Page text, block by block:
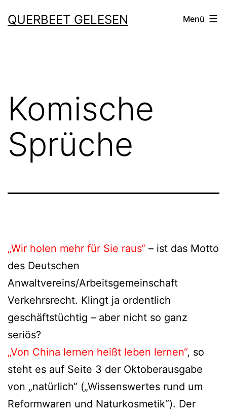
Inhalt
QUERBEET GELESEN Menü
Komische
Sprüche
„Wir holen mehr für Sie raus“ – ist das Motto
des Deutschen
Anwaltvereins/Arbeitsgemeinschaft
Verkehrsrecht. Klingt ja ordent­lich
geschäfts­tüch­tig – aber nicht so ganz
seriös?
„Von China ler­nen heißt leben ler­nen“, so
steht es auf Seite 3 der Oktoberausgabe
von „natür­lich“ („Wissenswertes rund um
Reformwaren und Naturkosmetik“). Der